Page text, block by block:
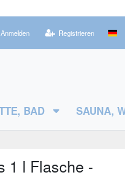
Anmelden Registrieren
BAD SAUNA,
1 l Flasche -